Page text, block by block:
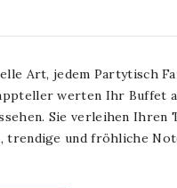
Art, jedem Partytisch
werten Ihr Buffet
Sie verleihen Ihren
trendige und fröhliche